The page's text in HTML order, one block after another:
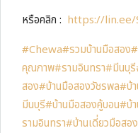
หรือคลิก : https://lin.ee/
#Chewa#รวมบ้านมือสอง
คุณภาพ#รามอินทรา#มีนบุรี
สอง#บ้านมือสองวัชรพล#บ้
มีนบุรี#บ้านมือสองคู้บอน#บ้
รามอินทรา#บ้านเดี่ยวมือสอง